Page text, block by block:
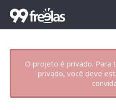
O projeto é privado. Para
privado, você deve